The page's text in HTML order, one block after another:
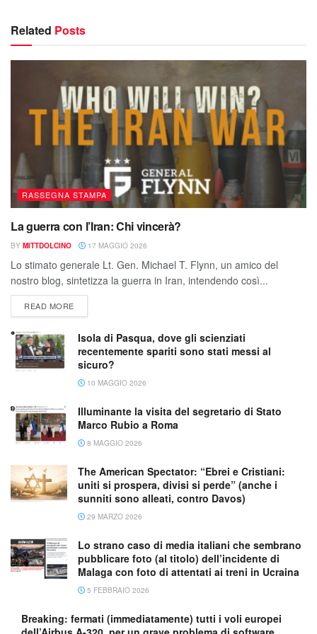
Related Posts
RASSEGNA STAMPA
La guerra con l’Iran: Chi vincerà?
BY MITTDOLCINO 17 MAGGIO 2026
Lo stimato generale Lt. Gen. Michael T. Flynn, un amico del
nostro blog, sintetizza la guerra in Iran, intendendo così...
READ MORE
Isola di Pasqua, dove gli scienziati
recentemente spariti sono stati messi al
sicuro?
10 MAGGIO 2026
Illuminante la visita del segretario di Stato
Marco Rubio a Roma
8 MAGGIO 2026
The American Spectator: “Ebrei e Cristiani:
uniti si prospera, divisi si perde” (anche i
sunniti sono alleati, contro Davos)
29 MARZO 2026
Lo strano caso di media italiani che sembrano
pubblicare foto (al titolo) dell’incidente di
Malaga con foto di attentati ai treni in Ucraina
5 FEBBRAIO 2026
Breaking: fermati (immediatamente) tutti i voli europei